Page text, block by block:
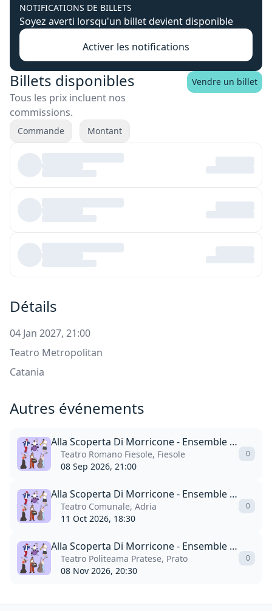
NOTIFICATIONS DE BILLETS
Soyez averti lorsqu'un billet devient disponible
Activer les notifications
Billets disponibles
Tous les prix incluent nos
commissions.
Vendre un billet
Commande Montant
Détails
04 Jan 2027, 21:00
Teatro Metropolitan
Catania
Autres événements
Alla Scoperta Di Morricone - Ensemble Symphony Orchestra
Teatro Romano Fiesole, Fiesole
08 Sep 2026, 21:00
0
Alla Scoperta Di Morricone - Ensemble Symphony Orchestra
Teatro Comunale, Adria
11 Oct 2026, 18:30
0
Alla Scoperta Di Morricone - Ensemble Symphony Orchestra
Teatro Politeama Pratese, Prato
08 Nov 2026, 20:30
0